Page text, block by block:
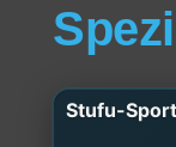
Stufu-